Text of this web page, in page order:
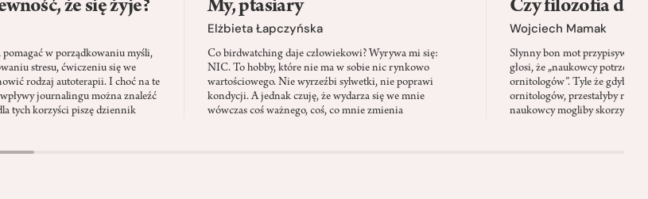
że się żyje?
w porządkowaniu myśli,
stresu, ćwiczeniu się we
rodzaj autoterapii. I choć na te
journalingu można znaleźć
tych korzyści piszę dziennik
My, ptasiary
Elżbieta Łapczyńska
Co birdwatching daje człowiekowi? Wyrywa mi się:
NIC. To hobby, które nie ma w sobie nic rynkowo
wartościowego. Nie wyrzeźbi sylwetki, nie poprawi
kondycji. A jednak czuję, że wydarza się we mnie
wówczas coś ważnego, coś, co mnie zmienia
Czy filozofia da
Wojciech Mamak
Słynny bon mot
głosi, że „naukowcy
ornitologów”. Tyle że gdyby
ornitologów, przestałyby
naukowcy mogliby skorzystać